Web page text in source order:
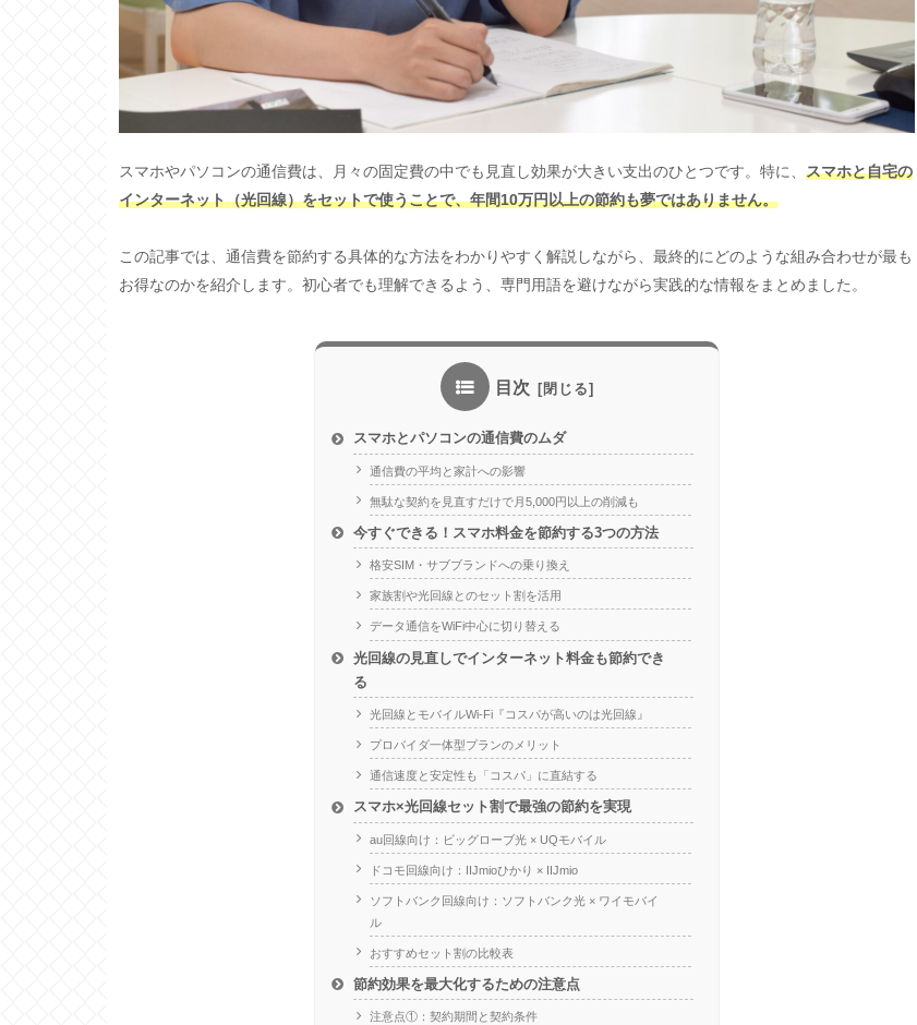
スマホやパソコンの通信費は、月々の固定費の中でも見直し効果が大きい支出のひとつです。特に、 スマホと自宅の
インターネット（光回線）をセットで使うことで、年間10万円以上の節約も夢ではありません。
この記事では、通信費を節約する具体的な方法をわかりやすく解説しながら、最終的にどのような組み合わせが最も
お得なのかを紹介します。初心者でも理解できるよう、専門用語を避けながら実践的な情報をまとめました。
目次
スマホとパソコンの通信費のムダ
通信費の平均と家計への影響
無駄な契約を見直すだけで月5,000円以上の削減も
今すぐできる！スマホ料金を節約する3つの方法
格安SIM・サブブランドへの乗り換え
家族割や光回線とのセット割を活用
データ通信をWiFi中心に切り替える
光回線の見直しでインターネット料金も節約でき
る
光回線とモバイルWi-Fi『コスパが高いのは光回線』
プロバイダ一体型プランのメリット
通信速度と安定性も「コスパ」に直結する
スマホ×光回線セット割で最強の節約を実現
au回線向け：ビッグローブ光 × UQモバイル
ドコモ回線向け：IIJmioひかり × IIJmio
ソフトバンク回線向け：ソフトバンク光 × ワイモバイ
ル
おすすめセット割の比較表
節約効果を最大化するための注意点
注意点①：契約期間と契約条件